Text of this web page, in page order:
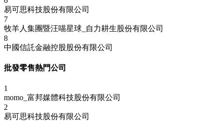
易可思科技股份有限公司
7
牧羊人集團暨汪喵星球_自力耕生股份有限公司
8
中國信託金融控股股份有限公司
批發零售熱門公司
1
momo_富邦媒體科技股份有限公司
2
易可思科技股份有限公司